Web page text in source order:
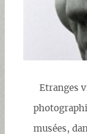
Etranges
musées,